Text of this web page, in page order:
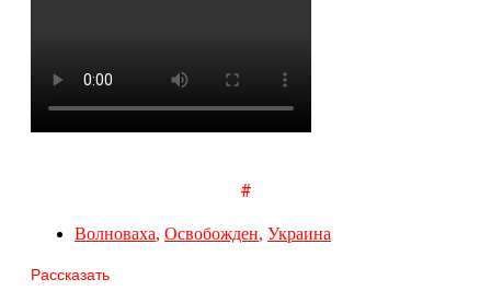
#
Волноваха, Освобожден, Украина
Рассказать